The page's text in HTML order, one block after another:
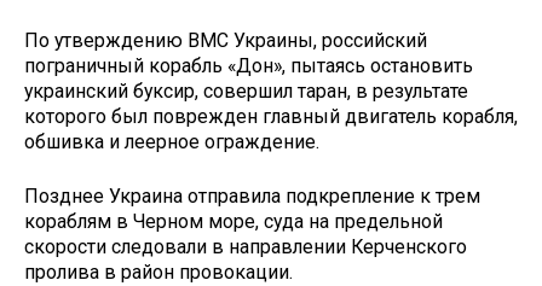
По утверждению ВМС Украины, российский
пограничный корабль «Дон», пытаясь остановить
украинский буксир, совершил таран, в результате
которого был поврежден главный двигатель корабля,
обшивка и леерное ограждение.
Позднее Украина отправила подкрепление к трем
кораблям в Черном море, суда на предельной
скорости следовали в направлении Керченского
пролива в район провокации.